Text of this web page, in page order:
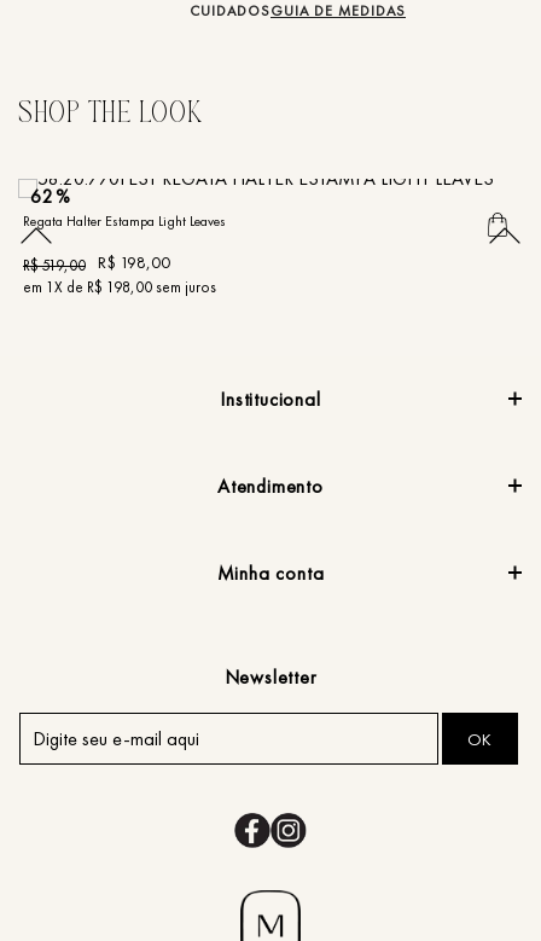
CUIDADOSGUIA DE MEDIDAS
62%
Regata Halter Estampa Light Leaves
R$519,00 R$ 198,00
em 1X de R$ 198,00sem juros
Institucional
Atendimento
Minha conta
Newsletter
OK